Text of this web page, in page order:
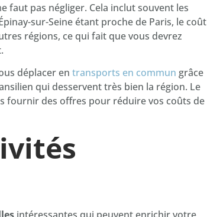
faut pas négliger. Cela inclut souvent les
sur-Seine étant proche de Paris, le coût
régions, ce qui fait que vous devrez
déplacer en transports en commun grâce
qui desservent très bien la région. Le
fournir des offres pour réduire vos coûts de
intéressantes qui peuvent enrichir votre